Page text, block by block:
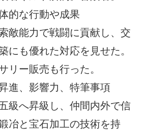
的な行動や成果
敵能力で戦闘に貢献し、交
にも優れた対応を見せた。
リー販売も行った。
進、影響力、特筆事項
級へ昇級し、仲間内外で信
冶と宝石加工の技術を持